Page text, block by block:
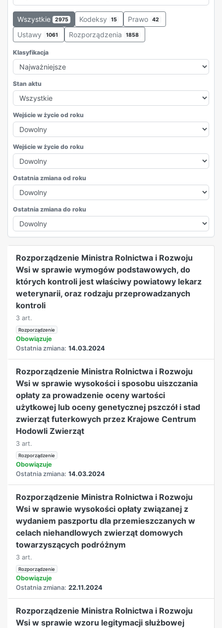
Wszystkie 2975 Kodeksy 15 Prawo 42
Ustawy 1061 Rozporządzenia 1858
Klasyfikacja
Stan aktu
Wejście w życie od roku
Wejście w życie do roku
Ostatnia zmiana od roku
Ostatnia zmiana do roku
REKLAMA
Rozporządzenie Ministra Rolnictwa i Rozwoju
Wsi w sprawie wymogów podstawowych, do
których kontroli jest właściwy powiatowy lekarz
weterynarii, oraz rodzaju przeprowadzanych
kontroli
3 art.
Rozporządzenie
Obowiązuje
Ostatnia zmiana: 14.03.2024
Rozporządzenie Ministra Rolnictwa i Rozwoju
Wsi w sprawie wysokości i sposobu uiszczania
opłaty za prowadzenie oceny wartości
użytkowej lub oceny genetycznej pszczół i stad
zwierząt futerkowych przez Krajowe Centrum
Hodowli Zwierząt
3 art.
Rozporządzenie
Obowiązuje
Ostatnia zmiana: 14.03.2024
Rozporządzenie Ministra Rolnictwa i Rozwoju
Wsi w sprawie wysokości opłaty związanej z
wydaniem paszportu dla przemieszczanych w
celach niehandlowych zwierząt domowych
towarzyszących podróżnym
3 art.
Rozporządzenie
Obowiązuje
Ostatnia zmiana: 22.11.2024
Rozporządzenie Ministra Rolnictwa i Rozwoju
Wsi w sprawie wzoru legitymacji służbowej